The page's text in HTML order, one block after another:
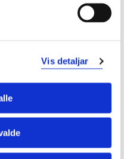
Vis detaljar